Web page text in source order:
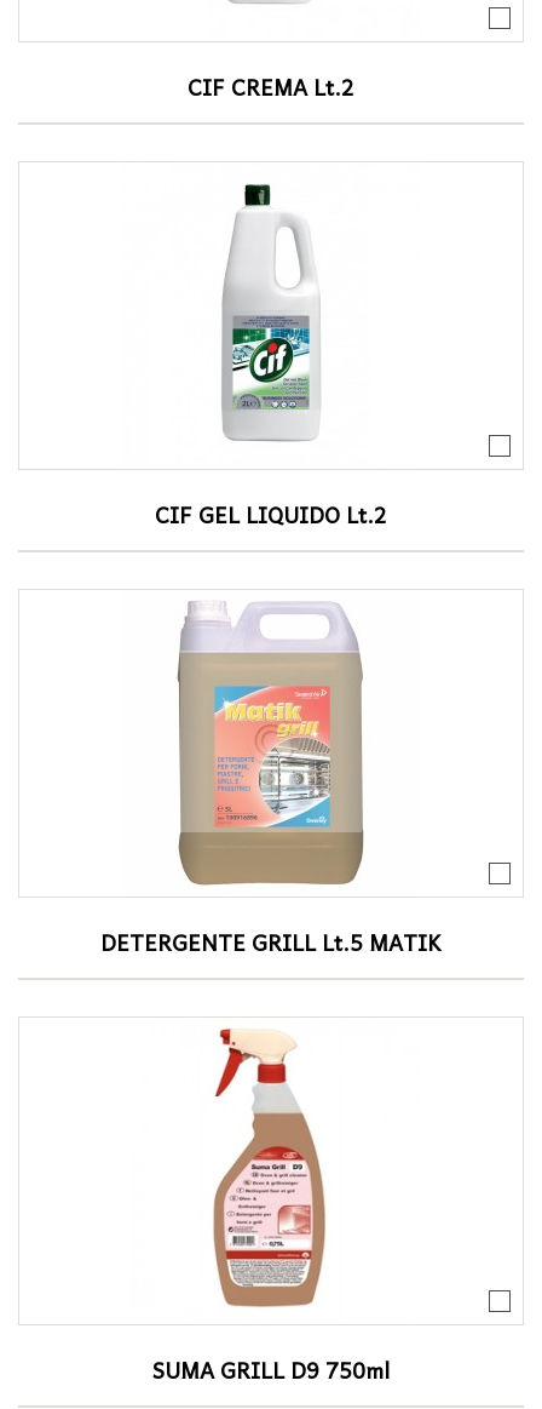
CIF CREMA Lt.2
CIF GEL LIQUIDO Lt.2
DETERGENTE GRILL Lt.5 MATIK
SUMA GRILL D9 750ml